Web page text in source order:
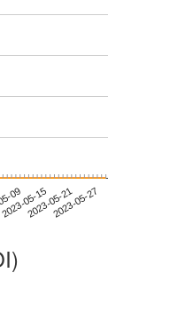
09
2023-05-152023-05-212023-05-27